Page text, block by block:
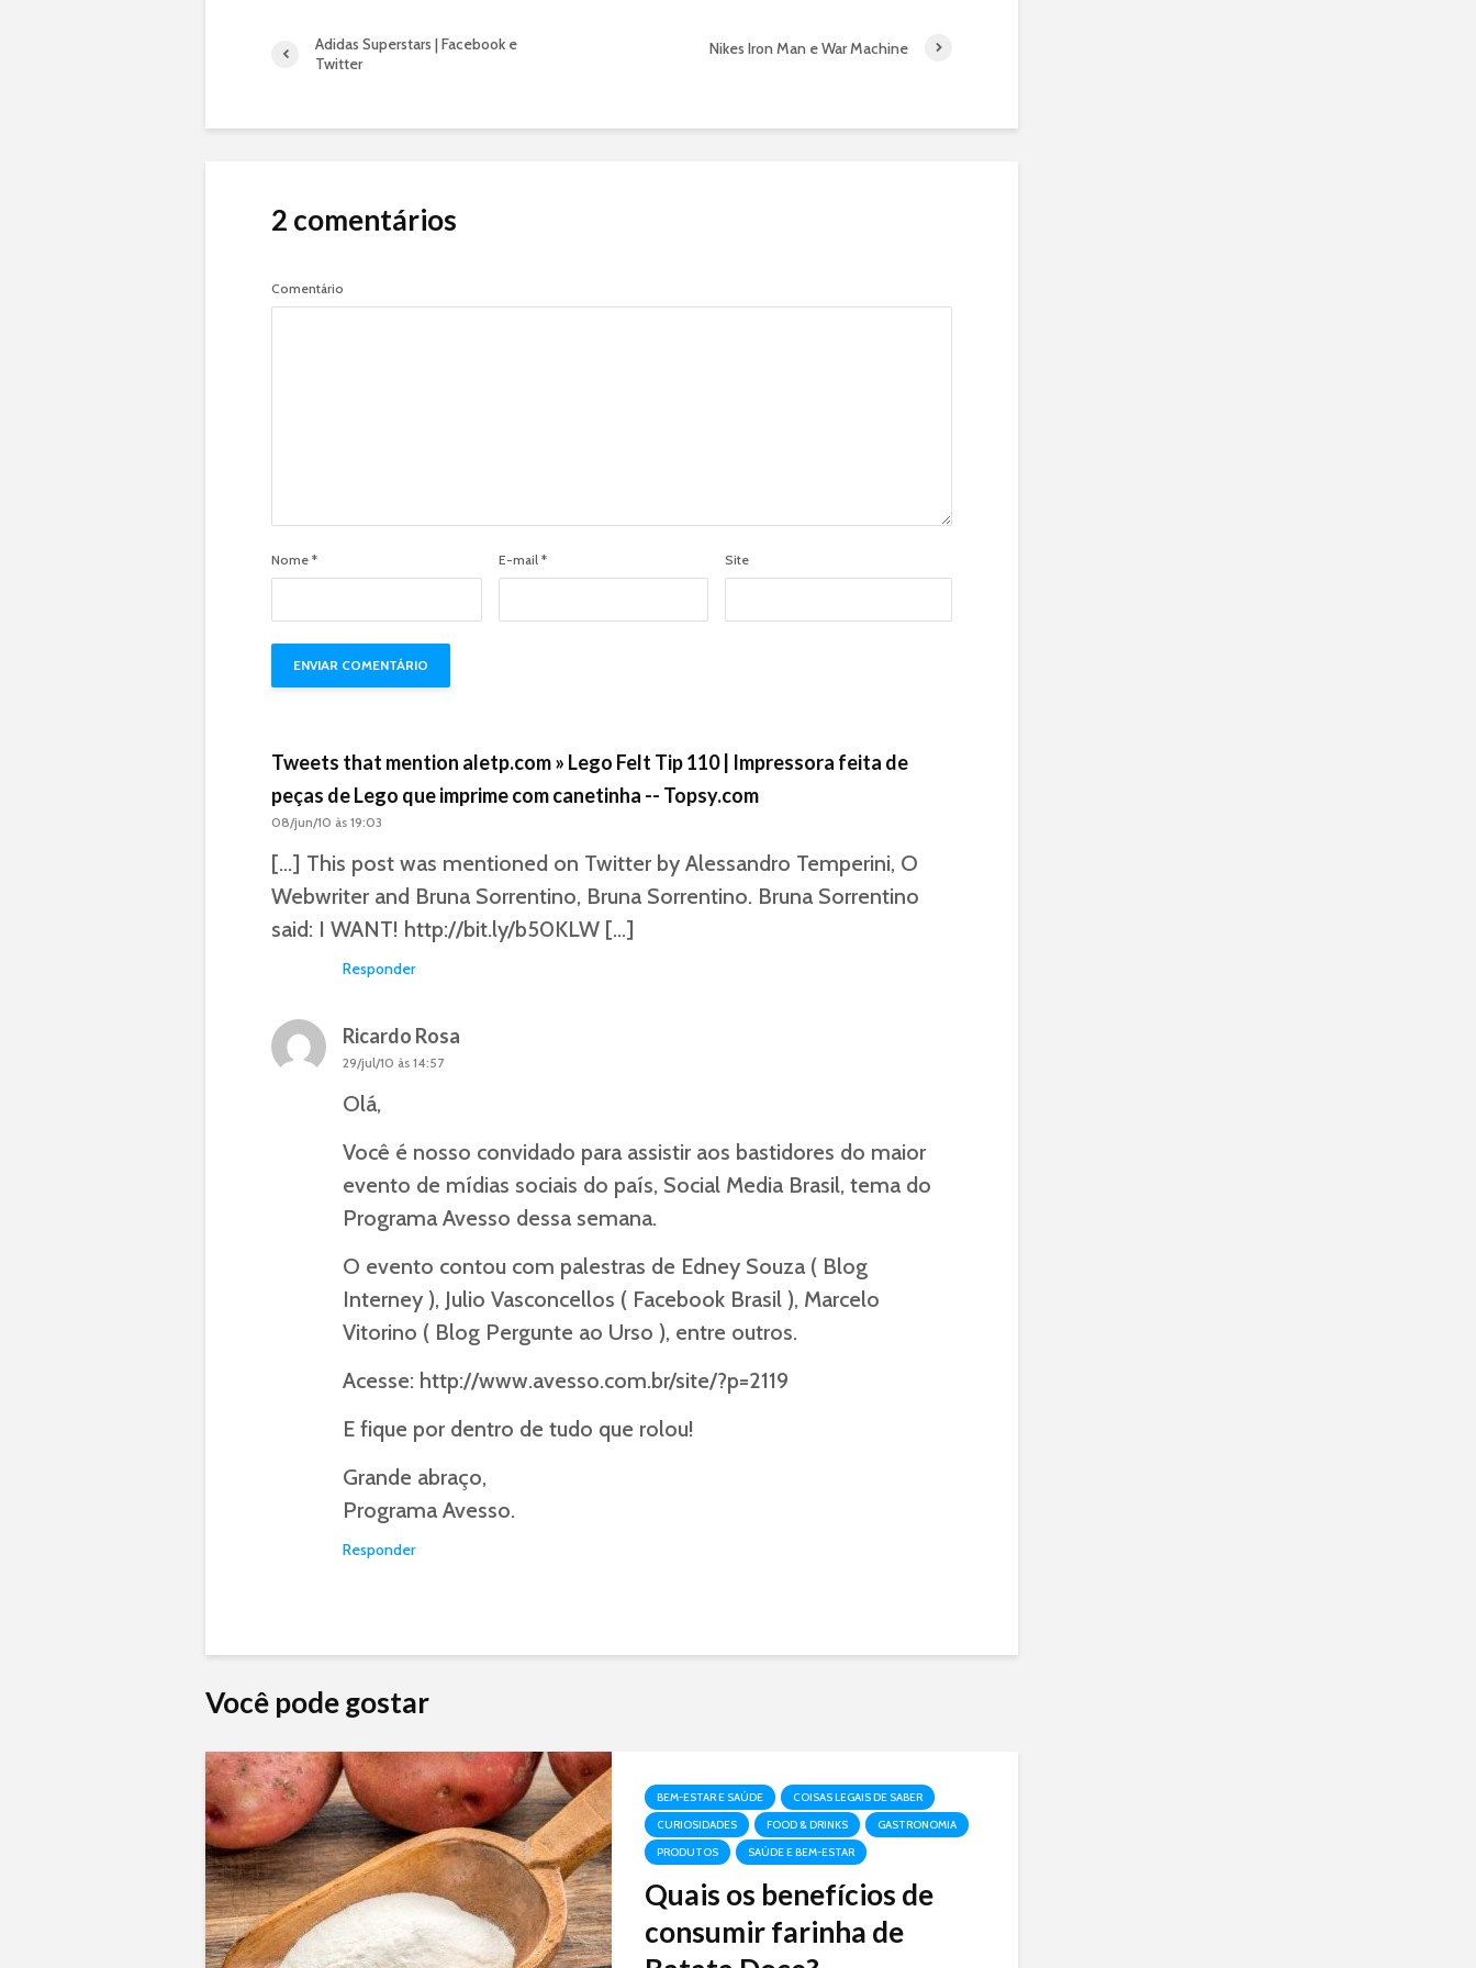
Adidas Superstars | Facebook e
Twitter
Nikes Iron Man e War Machine
2 comentários
Comentário
Nome * E-mail * Site
Tweets that mention aletp.com » Lego Felt Tip 110 | Impressora feita de
peças de Lego que imprime com canetinha -- Topsy.com
08/jun/10 às 19:03
[…] This post was mentioned on Twitter by Alessandro Temperini, O
Webwriter and Bruna Sorrentino, Bruna Sorrentino. Bruna Sorrentino
said: I WANT! http://bit.ly/b50KLW […]
Responder
Ricardo Rosa
29/jul/10 às 14:57
Olá,
Você é nosso convidado para assistir aos bastidores do maior
evento de mídias sociais do país, Social Media Brasil, tema do
Programa Avesso dessa semana.
O evento contou com palestras de Edney Souza ( Blog
Interney ), Julio Vasconcellos ( Facebook Brasil ), Marcelo
Vitorino ( Blog Pergunte ao Urso ), entre outros.
Acesse: http://www.avesso.com.br/site/?p=2119
E fique por dentro de tudo que rolou!
Grande abraço,
Programa Avesso.
Responder
Você pode gostar
BEM-ESTAR E SAÚDE
COISAS LEGAIS DE SABER
CURIOSIDADES
FOOD & DRINKS
GASTRONOMIA
PRODUTOS
SAÚDE E BEM-ESTAR
Quais os benefícios de
consumir farinha de